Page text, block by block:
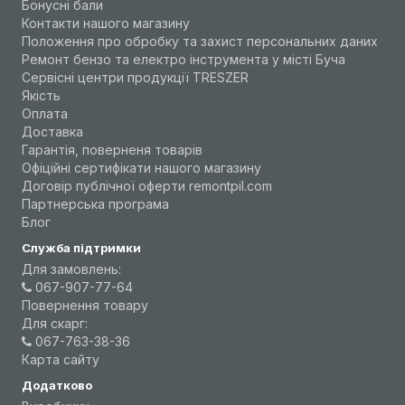
Бонусні бали
Контакти нашого магазину
Положення про обробку та захист персональних даних
Ремонт бензо та електро інструмента у місті Буча
Сервісні центри продукції TRESZER
Якість
Оплата
Доставка
Гарантія, поверненя товарів
Офіційні сертифікати нашого магазину
Договір публічної оферти remontpil.com
Партнерська програма
Блог
Служба підтримки
Для замовлень:
067-907-77-64
Повернення товару
Для скарг:
067-763-38-36
Карта сайту
Додатково